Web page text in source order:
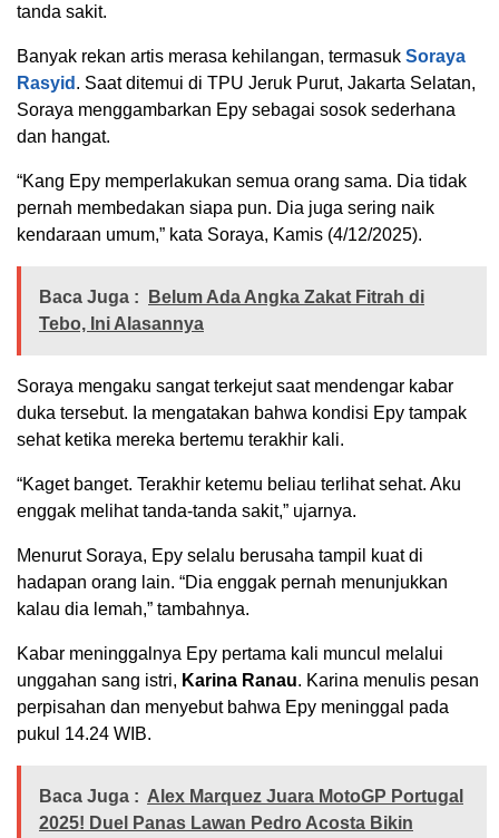
tanda sakit.
Banyak rekan artis merasa kehilangan, termasuk Soraya
Rasyid . Saat ditemui di TPU Jeruk Purut, Jakarta Selatan,
Soraya menggambarkan Epy sebagai sosok sederhana
dan hangat.
“Kang Epy memperlakukan semua orang sama. Dia tidak
pernah membedakan siapa pun. Dia juga sering naik
kendaraan umum,” kata Soraya, Kamis (4/12/2025).
Baca Juga :
Belum Ada Angka Zakat Fitrah di
Tebo, Ini Alasannya
Soraya mengaku sangat terkejut saat mendengar kabar
duka tersebut. Ia mengatakan bahwa kondisi Epy tampak
sehat ketika mereka bertemu terakhir kali.
“Kaget banget. Terakhir ketemu beliau terlihat sehat. Aku
enggak melihat tanda-tanda sakit,” ujarnya.
Menurut Soraya, Epy selalu berusaha tampil kuat di
hadapan orang lain. “Dia enggak pernah menunjukkan
kalau dia lemah,” tambahnya.
Kabar meninggalnya Epy pertama kali muncul melalui
unggahan sang istri, Karina Ranau. Karina menulis pesan
perpisahan dan menyebut bahwa Epy meninggal pada
pukul 14.24 WIB.
Baca Juga : Alex Marquez Juara MotoGP Portugal
2025! Duel Panas Lawan Pedro Acosta Bikin